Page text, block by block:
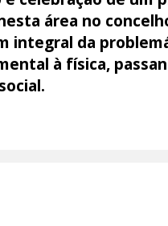
área no
integral da
à física,